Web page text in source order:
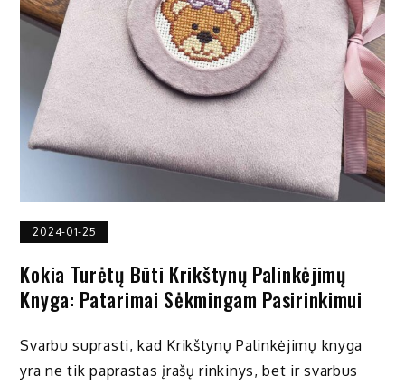
2024-01-25
Kokia Turėtų Būti Krikštynų Palinkėjimų
Knyga: Patarimai Sėkmingam Pasirinkimui
Svarbu suprasti, kad Krikštynų Palinkėjimų knyga
yra ne tik paprastas įrašų rinkinys, bet ir svarbus